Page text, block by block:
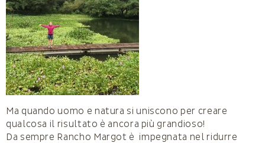
Ma quando uomo e natura si uniscono per creare
qualcosa il risultato è ancora più grandioso!
Da sempre Rancho Margot è impegnata nel ridurre